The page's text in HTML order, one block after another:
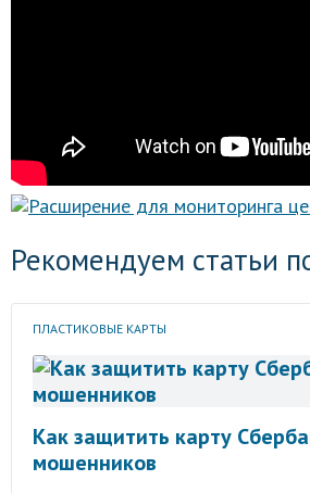
Рекомендуем статьи
ПЛАСТИКОВЫЕ КАРТЫ
Как защитить карту
мошенников